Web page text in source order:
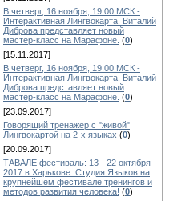
В четверг, 16 ноября, 19.00 МСК -
Интерактивная Лингвокарта. Виталий
Диброва представляет новый
мастер-класс на Марафоне. (0)
[15.11.2017]
В четверг, 16 ноября, 19.00 МСК -
Интерактивная Лингвокарта. Виталий
Диброва представляет новый
мастер-класс на Марафоне. (0)
[23.09.2017]
Говорящий тренажер с "живой"
Лингвокартой на 2-х языках (0)
[20.09.2017]
ТАВАЛЕ фестиваль: 13 - 22 октября
2017 в Харькове. Студия Языков на
крупнейшем фестивале тренингов и
методов развития человека! (0)